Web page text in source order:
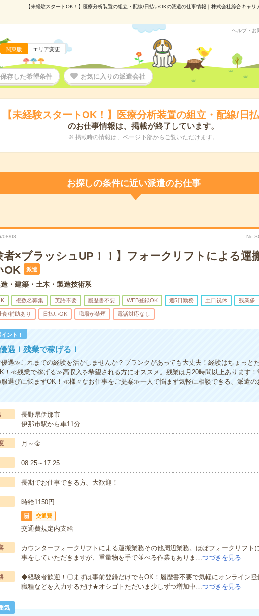
【未経験スタートOK！】医療分析装置の組立・配線/日払いOKの派遣の仕事情報｜株式会社綜合キャ
関東版 エリア変更
ヘルプ・お
保存した希望条件 お気に入りの派遣会社
【未経験スタートOK！】医療分析装置の組立・配線/日
のお仕事情報は、掲載が終了しています。
※ 掲載時の情報は、ページ下部からご覧いただけます。
お探しの条件に近い派遣のお仕事
08/08
者×ブラッシュUP！！】フォークリフトによる運
OK
派遣
・建築・土木・製造技術系
複数名募集 英語不要 履歴書不要 WEB登録OK 週5日勤務 土日祝休 残業多
食/補助あり 日払いOK 職場が禁煙 電話対応なし
ント！
遇！残業で稼げる！
遇≫これまでの経験を活かしませんか？ブランクがあっても大丈夫！経験はちょっと
！≪残業で稼げる≫高収入を希望される方にオススメ。残業は月20時間以上あります！
服選びに悩まずOK！≪様々なお仕事をご提案≫一人で悩まず気軽に相談できる、派遣の
長野県伊那市
伊那市駅から車11分
月～金
08:25～17:25
長期でお仕事できる方、大歓迎！
時給1150円
交通費
交通費規定内支給
カウンターフォークリフトによる運搬業務その他周辺業務。ほぼフォークリフト
事をしていただきますが、重量物を手で並べる作業もありま…つづきを見る
◆経験者歓迎！〇まずは事前登録だけでもOK！履歴書不要で気軽にオンライン登
職種などを入力するだけ★オシゴトただいま少しずつ増加中…つづきを見る
気